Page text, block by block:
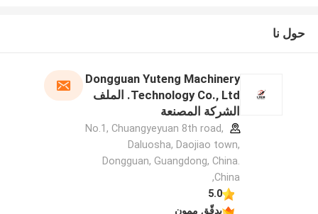
حول نا
Dongguan Yuteng Machinery
Technology Co., Ltd. الملف
الشركة المصنعة
No.1, Chuangyeyuan 8th road,
Daluosha, Daojiao town,
Dongguan, Guangdong, China.
,China
5.0
يدقّق ممون